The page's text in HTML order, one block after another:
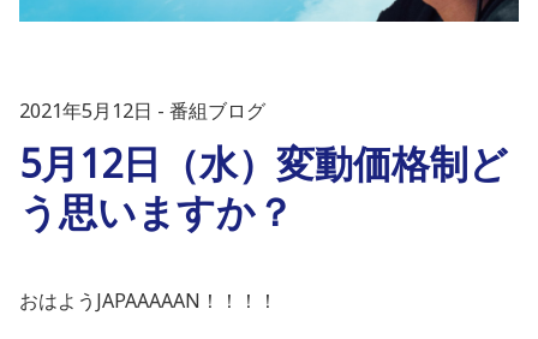
2021年5月12日 番組ブログ
5月12日（水）変動価格制ど
う思いますか？
おはようJAPAAAAAN！！！！